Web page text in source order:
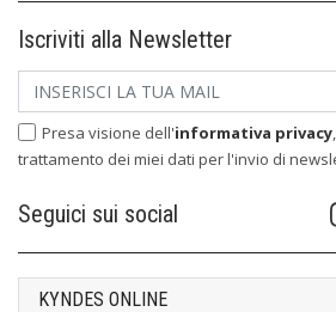
Iscriviti alla Newsletter
Presa visione dell'informativa privacy
trattamento dei miei dati per l'invio di
Seguici sui social
KYNDES ONLINE